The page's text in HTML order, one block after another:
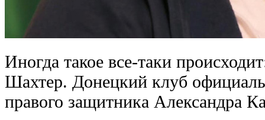
Иногда такое все-таки
Шахтер. Донецкий клуб
правого защитника Александра